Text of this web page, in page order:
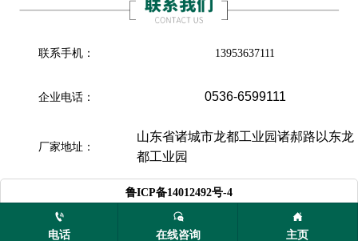
联系手机： 13953637111
企业电话： 0536-6599111
厂家地址：
山东省诸城市龙都工业园诸郝路以东龙
都工业园
鲁ICP备14012492号-4
电话 在线咨询 主页